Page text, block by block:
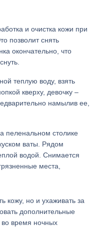
и очистка кожи при
позволит снять
окончательно, что
теплую воду, взять
кверху, девочку –
намылив ее,
пеленальном столике
ваты. Рядом
водой. Снимается
места,
кожу, но и ухаживать за
дополнительные
во время ночных